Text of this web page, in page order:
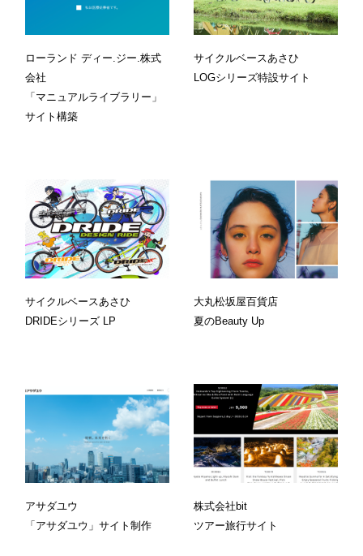
ローランド ディー.ジー.株式
会社
「マニュアルライブラリー」
サイト構築
サイクルベースあさひ
LOGシリーズ特設サイト
サイクルベースあさひ
DRIDEシリーズ LP
大丸松坂屋百貨店
夏のBeauty Up
アサダユウ
「アサダユウ」サイト制作
株式会社bit
ツアー旅行サイト